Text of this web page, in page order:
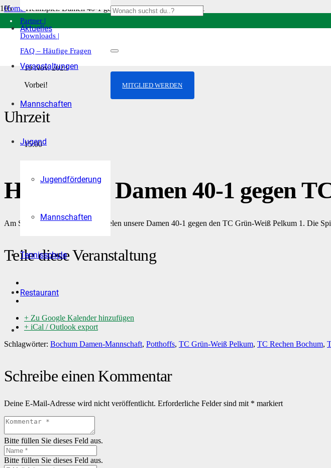
Partner |
Downloads |
FAQ – Häufige Fragen
Aktuelles
Veranstaltungen
Mannschaften
Jugend
Jugendförderung
Mannschaften
Tennisschule
Restaurant
MITGLIED WERDEN
Home Heimspiel: Damen 40-1 gegen TC Grün-Weiß Pelkum 1
Datum
19 Nov. 2023
Vorbei!
Uhrzeit
15:00
Heimspiel: Damen 40-1 gegen
Am Sonntag, den 19.11.2023 spielen unsere Damen 40-1 gegen den TC Grün-Weiß Pelkum 1. Die
Teile diese Veranstaltung
+ Zu Google Kalender hinzufügen
+ iCal / Outlook export
Schlagwörter: Bochum Damen-Mannschaft, Potthoffs, TC Grün-Weiß Pelkum, TC Rechen Bochum,
Schreibe einen Kommentar
Deine E-Mail-Adresse wird nicht veröffentlicht. Erforderliche Felder sind mit * markiert
Bitte füllen Sie dieses Feld aus.
Bitte füllen Sie dieses Feld aus.